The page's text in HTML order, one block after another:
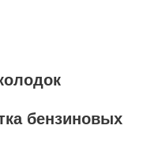
бензиновых